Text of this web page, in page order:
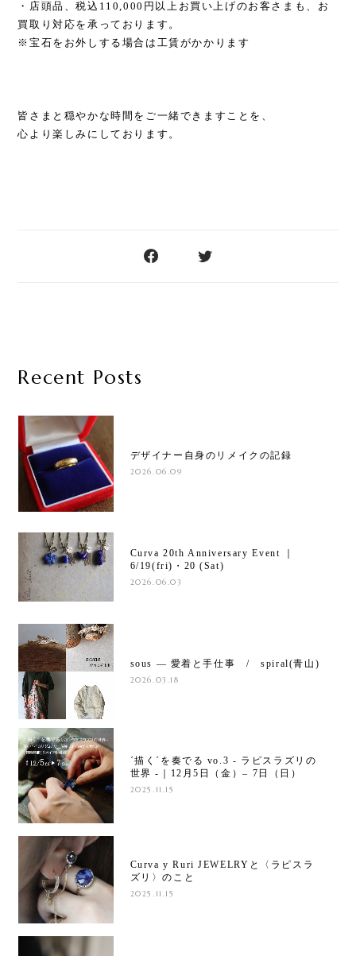
・店頭品、税込110,000円以上お買い上げのお客さまも、お
買取り対応を承っております。
※宝石をお外しする場合は工賃がかかります
皆さまと穏やかな時間をご一緒できますことを、
心より楽しみにしております。
Recent Posts
デザイナー自身のリメイクの記録
2026.06.09
Curva 20th Anniversary Event ｜
6/19(fri)・20 (Sat)
2026.06.03
sous ― 愛着と手仕事 / spiral(青山)
2026.03.18
´描く´を奏でる vo.3 - ラピスラズリの
世界 -｜12月5日（金）– 7日（日）
2025.11.15
Curva y Ruri JEWELRYと〈ラピスラ
ズリ〉のこと
2025.11.15